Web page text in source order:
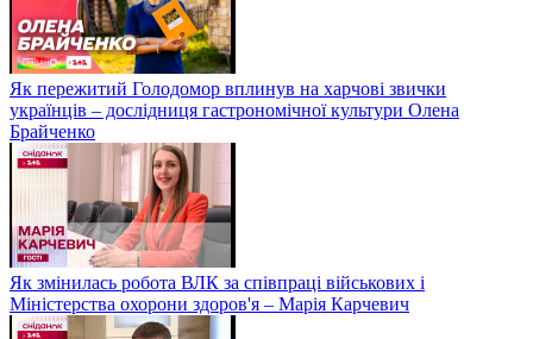
Як пережитий Голодомор вплинув на харчові звички
українців – дослідниця гастрономічної культури Олена
Брайченко
Як змінилась робота ВЛК за співпраці військових і
Міністерства охорони здоров'я – Марія Карчевич